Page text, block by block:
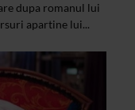
dupa romanul lui
apartine lui...